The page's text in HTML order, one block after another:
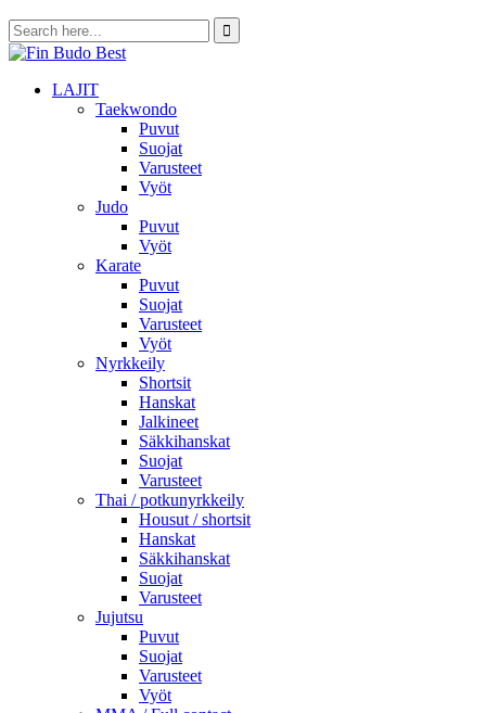
LAJIT
Taekwondo
Puvut
Suojat
Varusteet
Vyöt
Judo
Puvut
Vyöt
Karate
Puvut
Suojat
Varusteet
Vyöt
Nyrkkeily
Shortsit
Hanskat
Jalkineet
Säkkihanskat
Suojat
Varusteet
Thai / potkunyrkkeily
Housut / shortsit
Hanskat
Säkkihanskat
Suojat
Varusteet
Jujutsu
Puvut
Suojat
Varusteet
Vyöt